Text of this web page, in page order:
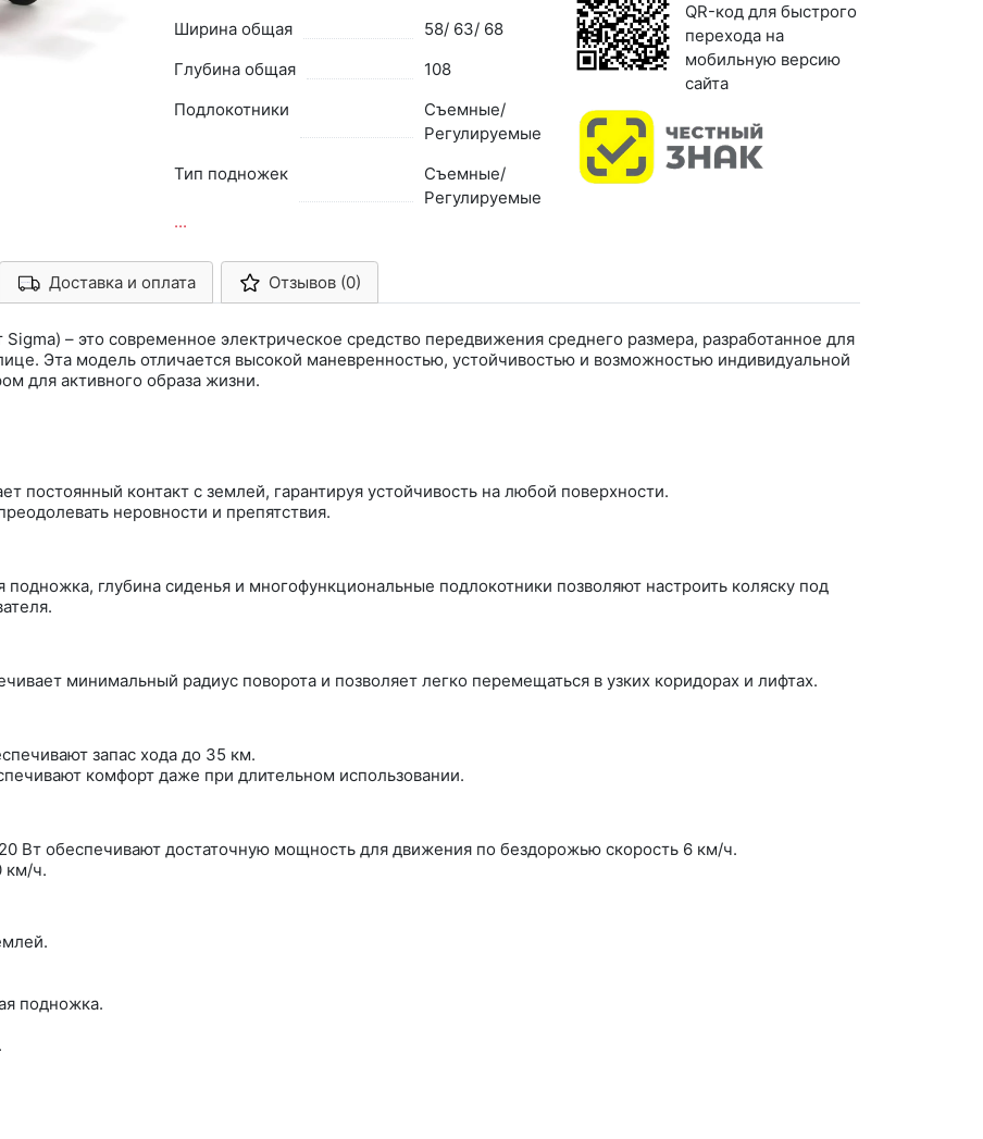
QR-код для быстрого
перехода на
мобильную версию
сайта
Ширина общая
58/ 63/ 68
Глубина общая
108
Подлокотники
Съемные/
Регулируемые
Тип подножек
Съемные/
Регулируемые
...
Арконт-Мед Доставка и оплата Отзывов (0)
– это современное электрическое средство передвижения среднего размера, разработанное для
Эта модель отличается высокой маневренностью, устойчивостью и возможностью индивидуальной
для активного образа жизни.
постоянный контакт с землей, гарантируя устойчивость на любой поверхности.
неровности и препятствия.
глубина сиденья и многофункциональные подлокотники позволяют настроить коляску под
минимальный радиус поворота и позволяет легко перемещаться в узких коридорах и лифтах.
запас хода до 35 км.
комфорт даже при длительном использовании.
Вт обеспечивают достаточную мощность для движения по бездорожью скорость 6 км/ч.
км/ч.
подножка.